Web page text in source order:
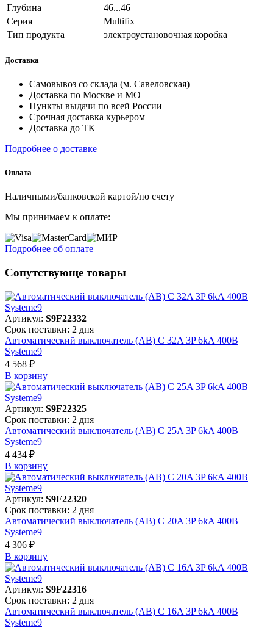
Глубина
46...46
Серия
Multifix
Тип продукта
электроустановочная коробка
Доставка
Самовывоз со склада (м. Савеловская)
Доставка по Москве и МО
Пункты выдачи по всей России
Срочная доставка курьером
Доставка до ТК
Подробнее о доставке
Оплата
Наличными/банковской картой/по счету
Мы принимаем к оплате:
Подробнее об оплате
Сопутствующе товары
Артикул: S9F22332
Срок поставки: 2 дня
Автоматический выключатель (АВ) C 32A 3P 6kA 400В
Systeme9
4 568 ₽
В корзинy
Артикул: S9F22325
Срок поставки: 2 дня
Автоматический выключатель (АВ) C 25A 3P 6kA 400В
Systeme9
4 434 ₽
В корзинy
Артикул: S9F22320
Срок поставки: 2 дня
Автоматический выключатель (АВ) C 20A 3P 6kA 400В
Systeme9
4 306 ₽
В корзинy
Артикул: S9F22316
Срок поставки: 2 дня
Автоматический выключатель (АВ) C 16A 3P 6kA 400В
Systeme9